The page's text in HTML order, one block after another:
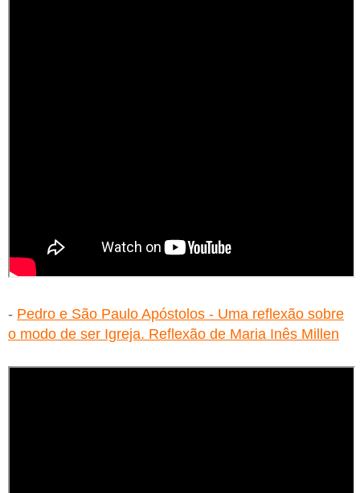
- Pedro e São Paulo Apóstolos - Uma reflexão sobre
o modo de ser Igreja. Reflexão de Maria Inês Millen